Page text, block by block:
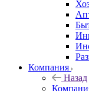
Компания
Назад